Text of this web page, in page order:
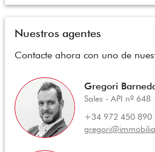
Nuestros agentes
Contacte ahora con uno de
Gregori
Sales - API nº 648
+34 972 450 890